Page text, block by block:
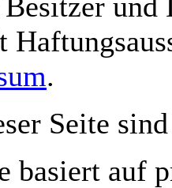
.
Seite
basiert auf